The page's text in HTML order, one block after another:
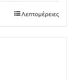
Λεπτομέρειες